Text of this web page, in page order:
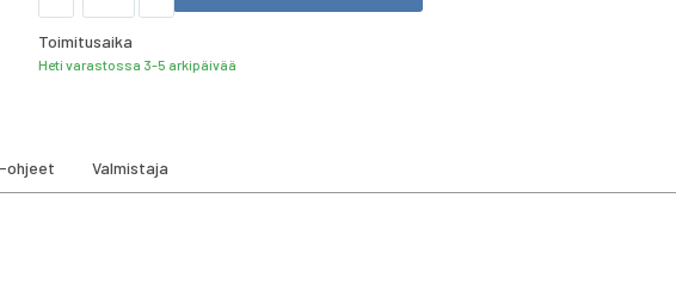
Toimitusaika
Heti varastossa 3-5 arkipäivää
ohjeet Valmistaja